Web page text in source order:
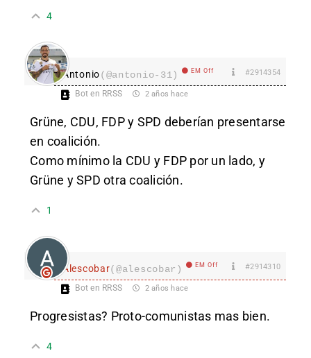
4
Antonio(@antonio-31) EM Off #2914354
Bot en RRSS 2 años hace
Grüne, CDU, FDP y SPD deberían presentarse
en coalición.
Como mínimo la CDU y FDP por un lado, y
Grüne y SPD otra coalición.
1
Alescobar(@alescobar) EM Off #2914310
Bot en RRSS 2 años hace
Progresistas? Proto-comunistas mas bien.
4